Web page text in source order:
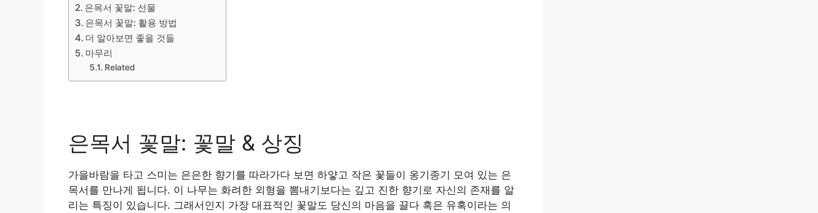
은목서 꽃말: 선물
은목서 꽃말: 활용 방법
더 알아보면 좋을 것들
마무리
Related
은목서 꽃말: 꽃말 & 상징
가을바람을 타고 스미는 은은한 향기를 따라가다 보면 하얗고 작은 꽃들이 옹기종기 모여 있는 은
목서를 만나게 됩니다. 이 나무는 화려한 외형을 뽐내기보다는 깊고 진한 향기로 자신의 존재를 알
리는 특징이 있습니다. 그래서인지 가장 대표적인 꽃말도 당신의 마음을 끌다 혹은 유혹이라는 의